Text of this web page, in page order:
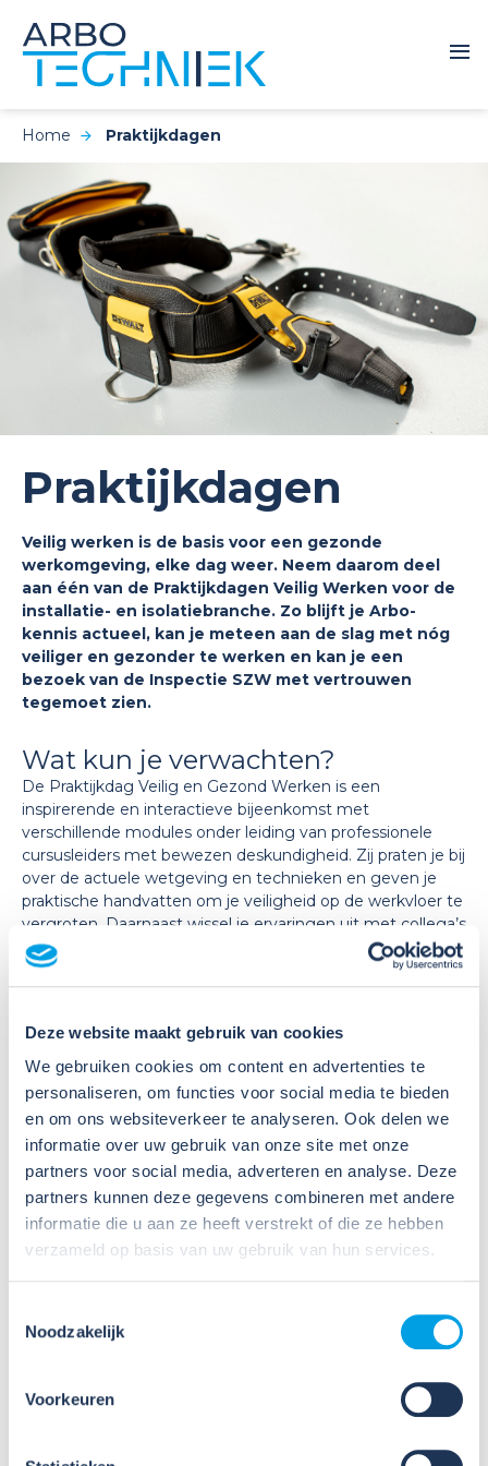
Deze website maakt gebruik van cookies
We gebruiken cookies om content en advertenties te
personaliseren, om functies voor social media te bieden
en om ons websiteverkeer te analyseren. Ook delen we
informatie over uw gebruik van onze site met onze
partners voor social media, adverteren en analyse. Deze
partners kunnen deze gegevens combineren met andere
informatie die u aan ze heeft verstrekt of die ze hebben
verzameld op basis van uw gebruik van hun services.
Noodzakelijk
Voorkeuren
Home Praktijkdagen
Praktijkdagen
Veilig werken is de basis voor een gezonde
werkomgeving, elke dag weer. Neem daarom deel
aan één van de Praktijkdagen Veilig Werken voor de
installatie- en isolatiebranche. Zo blijft je Arbo-
kennis actueel, kan je meteen aan de slag met nóg
veiliger en gezonder te werken en kan je een
bezoek van de Inspectie SZW met vertrouwen
tegemoet zien.
Wat kun je verwachten?
De Praktijkdag Veilig en Gezond Werken is een
inspirerende en interactieve bijeenkomst met
verschillende modules onder leiding van professionele
cursusleiders met bewezen deskundigheid. Zij praten je bij
over de actuele wetgeving en technieken en geven je
praktische handvatten om je veiligheid op de werkvloer te
vergroten. Daarnaast wissel je ervaringen uit met collega’s
van andere bedrijven. De modules van de Praktijkdag
staan garant voor boeiende onderwerpen.
De praktijkdagen zijn verdeeld in praktijkdagen voor
Data en locaties
We houden de praktijkdagen verspreid door het land, op
verschillende data. Kijk op de activiteitenpaginavoor
een overzicht van de komende praktijkdagen. Na
afronding ontvang je een certificaat van deelname.
Kosten
De deelname aan één van de Praktijkdagen Veilig en
Gezond Werken is kosteloos. Zaalreservering, docenten
uiterlijk 72 uur van tevoren aan ons door te geven via
. Bij te late afmelding
of absentie zijn wij helaas genoodzaakt een deel van de
gemaakte kosten bij je in rekening te brengen. Hierbij